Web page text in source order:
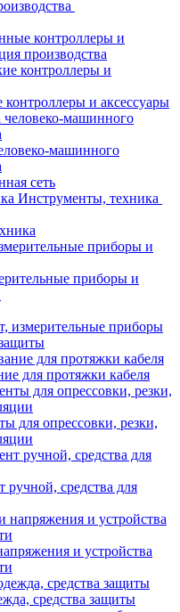
контроллеры и
производства
контроллеры и аксессуары
машинного
сеть
Инструменты, техника
приборы и
измерительные приборы
для протяжки кабеля
для опрессовки, резки,
ручной, средства для
и устройства
средства защиты